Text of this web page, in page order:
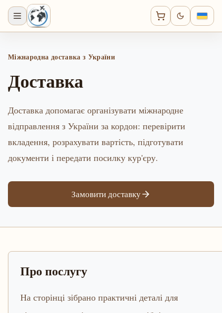
Міжнародна доставка з України
Доставка
Доставка допомагає організувати міжнародне
відправлення з України за кордон: перевірити
вкладення, розрахувати вартість, підготувати
документи і передати посилку кур'єру.
Замовити доставку
Про послугу
На сторінці зібрано практичні деталі для